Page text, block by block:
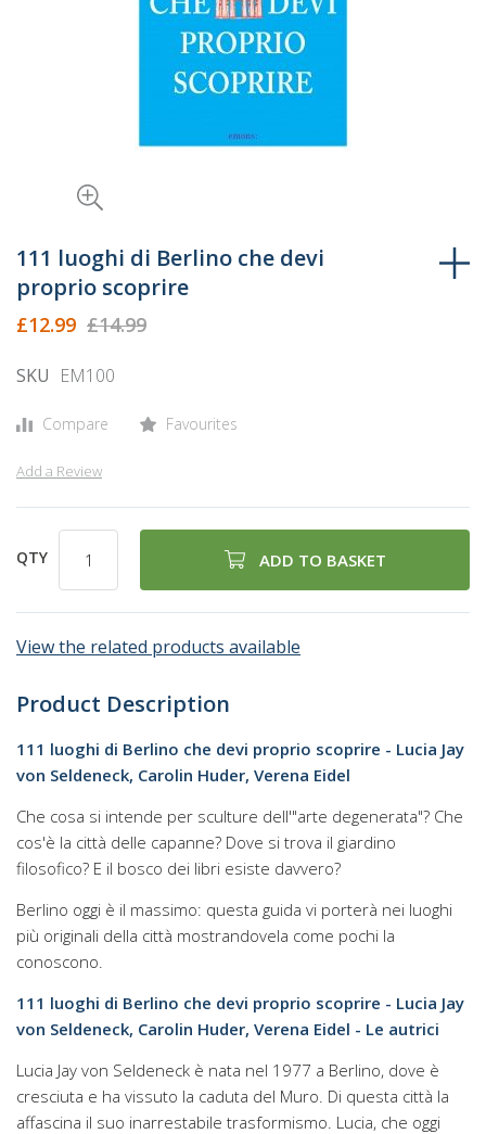
to
beginning
of
images
111 luoghi di Berlino che devi
proprio scoprire
£12.99 £14.99
SKU EM100
Compare Favourites
Add a Review
QTY ADD TO BASKET
View the related products available
Product Description
111 luoghi di Berlino che devi proprio scoprire - Lucia Jay
von Seldeneck, Carolin Huder, Verena Eidel
Che cosa si intende per sculture dell'"arte degenerata"? Che
cos'è la città delle capanne? Dove si trova il giardino
filosofico? E il bosco dei libri esiste davvero?
Berlino oggi è il massimo: questa guida vi porterà nei luoghi
più originali della città mostrandovela come pochi la
conoscono.
111 luoghi di Berlino che devi proprio scoprire - Lucia Jay
von Seldeneck, Carolin Huder, Verena Eidel - Le autrici
Lucia Jay von Seldeneck è nata nel 1977 a Berlino, dove è
cresciuta e ha vissuto la caduta del Muro. Di questa città la
affascina il suo inarrestabile trasformismo. Lucia, che oggi